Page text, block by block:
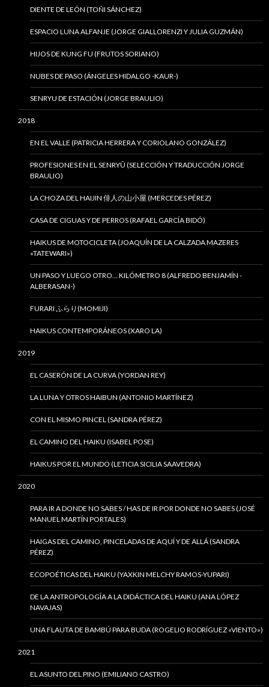
DIENTE DE LEÓN (TOÑI SÁNCHEZ)
ESPACIO LUNA ALFANJE (JORGE GIALLORENZI Y JULIA GUZMÁN)
HIJOS DE KUNG FU (FRUTOS SORIANO)
NUBES DE PASO (ÁNGELES HIDALGO -KAUR-)
SENRYU DE ESTACIÓN (JORGE BRAULIO)
2018
EN EL VALLE (PATRICIA HERRERA Y CORIOLANO GONZÁLEZ)
PROFESIONES EN EL SENRYÛ (SELECCIÓN Y TRADUCCIÓN JORGE
BRAULIO)
LA CHOZA DEL HAIJIN 俳人の山小屋 (MERCEDES PÉREZ)
CASA DE CIGUAS Y DE PERROS (RAFAEL GARCÍA BIDÓ)
HAIKUS DE MOTOCICLETA (JOAQUÍN DE LA CALZADA MAZERES
«TATEWARI»)
UN PASO Y LUEGO OTRO… KILÓMETRO 8 (ALFREDO BENJAMÍN -
ALBERASAN-)
FURARI ふらり(MOMIJI)
HAIKUS CONTEMPORÁNEOS (XARO LA)
2019
EL CASERÓN DE LA CURVA (YORDAN REY)
LA LUNA Y OTROS HAIBUN (ANTONIO MARTÍNEZ)
CON EL MISMO PINCEL (SANDRA PÉREZ)
EL CAMINO DEL HAIKU (ISABEL POSE)
HAIKUS POR EL MUNDO (LETICIA SICILIA SAAVEDRA)
2020
PARA IR A DONDE NO SABES / HAS DE IR POR DONDE NO SABES (JOSÉ
MANUEL MARTÍN PORTALES)
HAIGAS DEL CAMINO, PINCELADAS DE AQUÍ Y DE ALLÁ (SANDRA
PÉREZ)
ECOPOÉTICAS DEL HAIKU (YAXKIN MELCHY RAMOS-YUPARI)
DE LA ANTROPOLOGÍA A LA DIDÁCTICA DEL HAIKU (ANA LÓPEZ
NAVAJAS)
UNA FLAUTA DE BAMBÚ PARA BUDA (ROGELIO RODRÍGUEZ «VIENTO»)
2021
EL ASUNTO DEL PINO (EMILIANO CASTRO)